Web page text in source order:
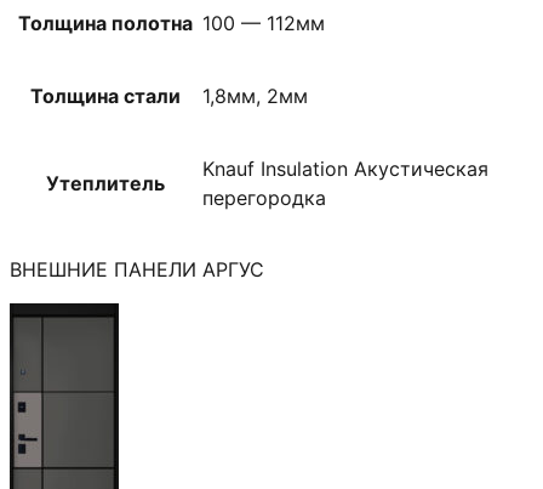
Толщина полотна 100 — 112мм
Толщина стали 1,8мм, 2мм
Утеплитель
Knauf Insulation Акустическая
перегородка
ВНЕШНИЕ ПАНЕЛИ АРГУС